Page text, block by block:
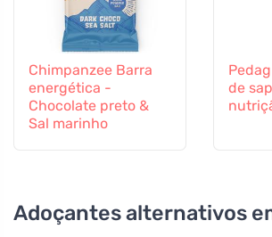
Chimpanzee Barra
energética -
Chocolate preto &
Sal marinho
de
Adoçantes alternativos